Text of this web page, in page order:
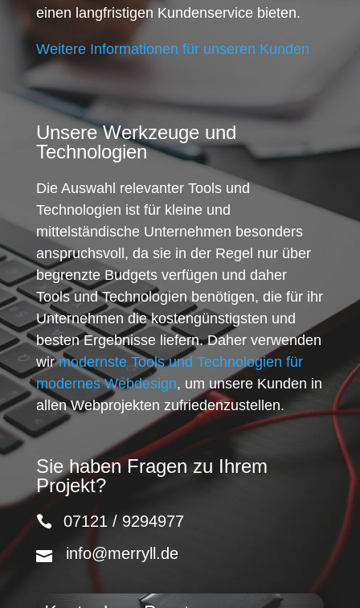
einen langfristigen Kundenservice bieten.
Weitere Informationen für unseren Kunden
Unsere Werkzeuge und
Technologien
Die Auswahl relevanter Tools und
Technologien ist für kleine und
mittelständische Unternehmen besonders
anspruchsvoll, da sie in der Regel nur über
begrenzte Budgets verfügen und daher
Tools und Technologien benötigen, die für ihr
Unternehmen die kostengünstigsten und
besten Ergebnisse liefern. Daher verwenden
wirmodernste Tools und Technologien für
modernes Webdesign, um unsere Kunden in
allen Webprojekten zufriedenzustellen.
Sie haben Fragen zu Ihrem
Projekt?
07121 / 9294977
info@merryll.de